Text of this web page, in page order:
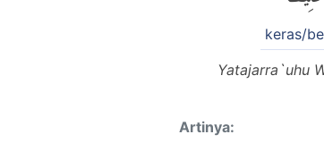
keras/
Yatajarra`uhu
Artinya: